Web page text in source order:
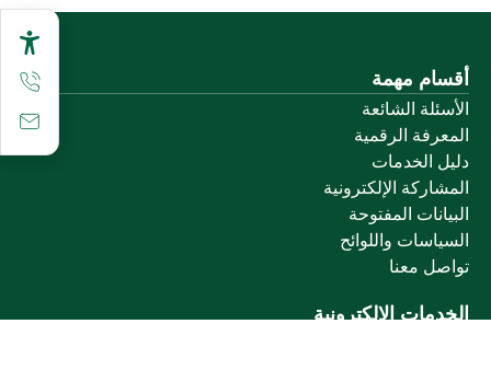
أقسام مهمة
الأسئلة الشائعة
المعرفة الرقمية
دليل الخدمات
المشاركة الإلكترونية
البيانات المفتوحة
السياسات واللوائح
تواصل معنا
الخدمات الإلكترونية